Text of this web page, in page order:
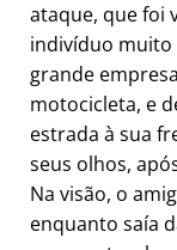
ataque, que foi
indivíduo muito
grande
motocicleta, e
estrada à sua
seus olhos,
Na visão, o
enquanto saía